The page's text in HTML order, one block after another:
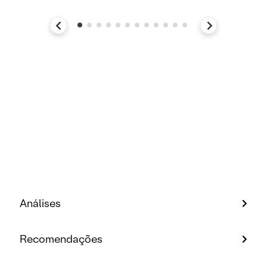
Análises
Recomendações